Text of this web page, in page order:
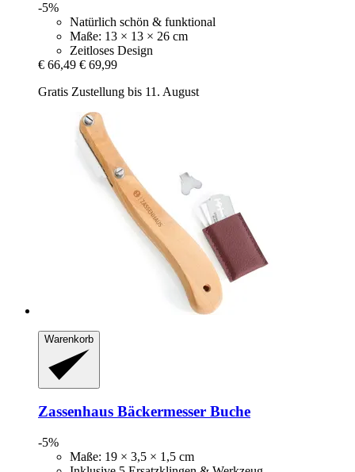
-5%
Natürlich schön & funktional
Maße: 13 × 13 × 26 cm
Zeitloses Design
€ 66,49 € 69,99
Gratis Zustellung bis 11. August
Warenkorb
Zassenhaus Bäckermesser Buche
-5%
Maße: 19 × 3,5 × 1,5 cm